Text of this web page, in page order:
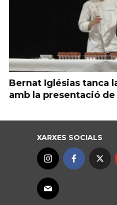
Bernat Iglésias tanca
amb la presentació
XARXES SOCIALS